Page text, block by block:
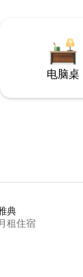
电脑桌
典
租住宿